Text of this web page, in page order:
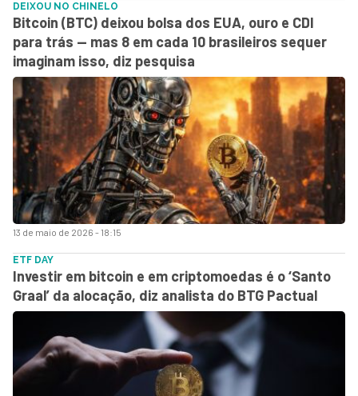
13 de maio de 2026 - 18:15
DEIXOU NO CHINELO
Bitcoin (BTC) deixou bolsa dos EUA, ouro e CDI
para trás — mas 8 em cada 10 brasileiros sequer
imaginam isso, diz pesquisa
ETF DAY
Investir em bitcoin e em criptomoedas é o ‘Santo
Graal’ da alocação, diz analista do BTG Pactual